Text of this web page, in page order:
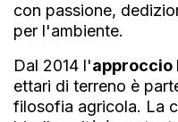
con passione,
per l'ambiente.
Dal 2014 l'approccio
ettari di terreno è
filosofia agricola. La